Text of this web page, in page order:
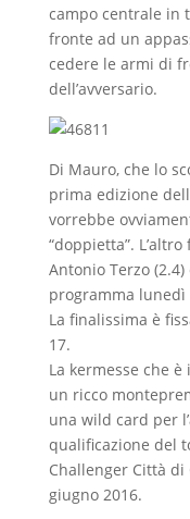
campo centrale in
fronte ad un
cedere le armi di
dell’avversario.
Di Mauro, che lo
prima edizione
vorrebbe
“doppietta”.
Antonio Terzo
programma lunedì
La finalissima è
17.
La kermesse che
un ricco
una wild card per
qualificazione del
Challenger Città
giugno 2016.